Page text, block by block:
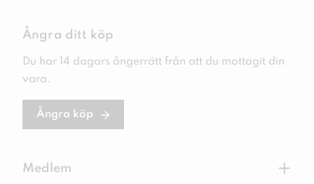
Ångra ditt köp
Du har 14 dagars ångerrätt från att du mottagit din
vara.
Ångra köp
Medlem +